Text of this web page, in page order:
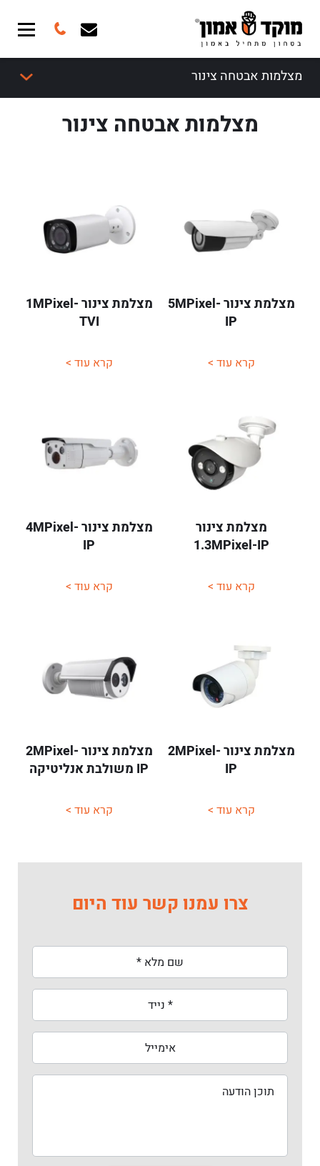
מצלמות אבטחה צינור
מצלמות אבטחה צינור
מצלמת צינור 5MPixel-
IP
קרא עוד >
מצלמת צינור 1MPixel-
TVI
קרא עוד >
מצלמת צינור
1.3MPixel-IP
קרא עוד >
מצלמת צינור 4MPixel-
IP
קרא עוד >
מצלמת צינור 2MPixel-
IP
קרא עוד >
מצלמת צינור 2MPixel-
IP משולבת אנליטיקה
קרא עוד >
צרו עמנו קשר עוד היום